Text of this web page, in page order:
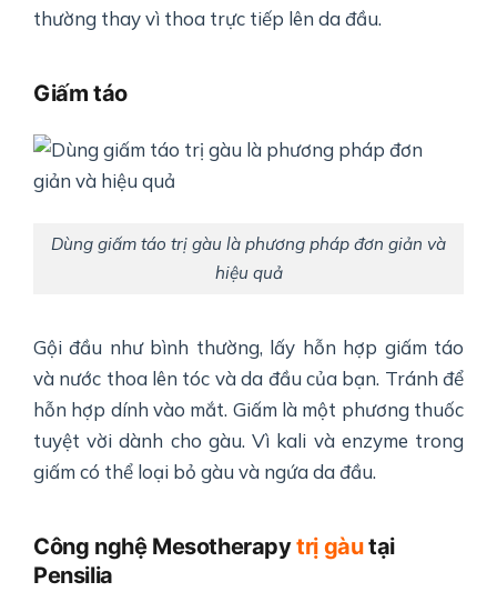
thường thay vì thoa trực tiếp lên da đầu.
Giấm táo
Dùng giấm táo trị gàu là phương pháp đơn giản và
hiệu quả
Gội đầu như bình thường, lấy hỗn hợp giấm táo
và nước thoa lên tóc và da đầu của bạn. Tránh để
hỗn hợp dính vào mắt. Giấm là một phương thuốc
tuyệt vời dành cho gàu. Vì kali và enzyme trong
giấm có thể loại bỏ gàu và ngứa da đầu.
Công nghệ Mesotherapytrị gàutại
Pensilia